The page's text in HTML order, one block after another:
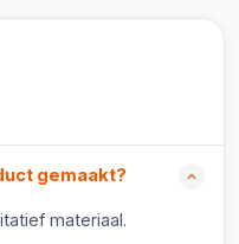
gemaakt?
materiaal.